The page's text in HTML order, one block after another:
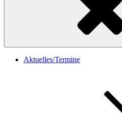
Aktuelles/Termine